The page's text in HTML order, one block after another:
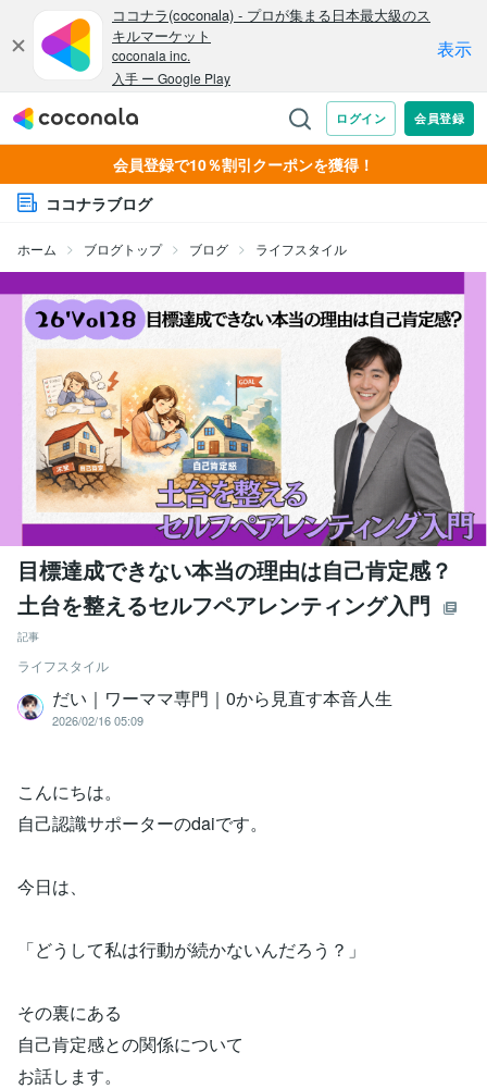
会員登録で10％割引クーポンを獲得！
ココナラブログ
ホーム ブログトップ ブログ ライフスタイル
目標達成できない本当の理由は自己肯定感？
土台を整えるセルフペアレンティング入門
記事
ライフスタイル
だい｜ワーママ専門｜0から見直す本音人生
2026/02/16 05:09
こんにちは。
自己認識サポーターのdaiです。
今日は、
「どうして私は行動が続かないんだろう？」
その裏にある
自己肯定感との関係について
お話します。